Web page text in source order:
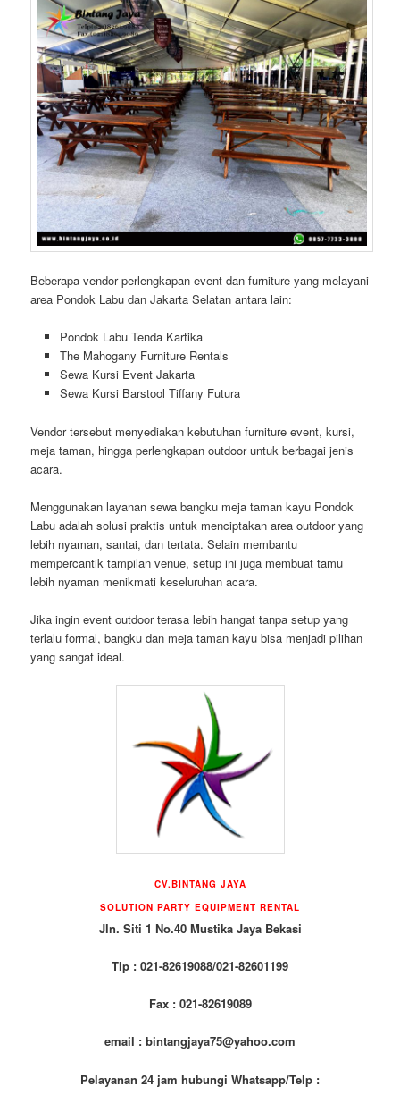
Beberapa vendor perlengkapan event dan furniture yang melayani
area Pondok Labu dan Jakarta Selatan antara lain:
Pondok Labu Tenda Kartika
The Mahogany Furniture Rentals
Sewa Kursi Event Jakarta
Sewa Kursi Barstool Tiffany Futura
Vendor tersebut menyediakan kebutuhan furniture event, kursi,
meja taman, hingga perlengkapan outdoor untuk berbagai jenis
acara.
Menggunakan layanan sewa bangku meja taman kayu Pondok
Labu adalah solusi praktis untuk menciptakan area outdoor yang
lebih nyaman, santai, dan tertata. Selain membantu
mempercantik tampilan venue, setup ini juga membuat tamu
lebih nyaman menikmati keseluruhan acara.
Jika ingin event outdoor terasa lebih hangat tanpa setup yang
terlalu formal, bangku dan meja taman kayu bisa menjadi pilihan
yang sangat ideal.
CV.BINTANG JAYA
SOLUTION PARTY EQUIPMENT RENTAL
Jln. Siti 1 No.40 Mustika Jaya Bekasi
Tlp : 021-82619088/021-82601199
Fax : 021-82619089
email : bintangjaya75@yahoo.com
Pelayanan 24 jam hubungi Whatsapp/Telp :